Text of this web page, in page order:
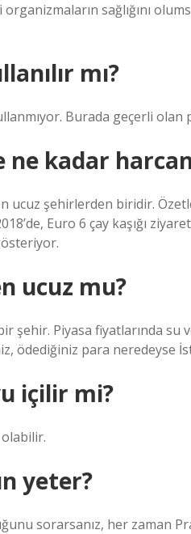
sağlığını
mı?
Burada geçerli
ne kadar
ucuz şehirlerden biridir.
Euro 6 çay kaşığı
ucuz mu?
şehir. Piyasa fiyatlarında
ödediğiniz para neredeyse
içilir mi?
yeter?
sorarsanız, her zaman